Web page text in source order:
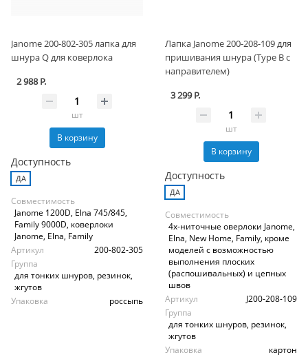
Janome 200-802-305 лапка для
шнура Q для коверлока
2 988 Р.
шт
В корзину
Доступность
ДА
Совместимость
Janome 1200D, Elna 745/845,
Family 9000D, коверлоки
Janome, Elna, Family
Артикул
200-802-305
Группа
для тонких шнуров, резинок,
жгутов
Упаковка
россыпь
Лапка Janome 200-208-109 для
пришивания шнура (Type B с
направителем)
3 299 Р.
шт
В корзину
Доступность
ДА
Совместимость
4х-ниточные оверлоки Janome,
Elna, New Home, Family, кроме
моделей с возможностью
выполнения плоских
(распошивальных) и цепных
швов
Артикул
J200-208-109
Группа
для тонких шнуров, резинок,
жгутов
Упаковка
картон